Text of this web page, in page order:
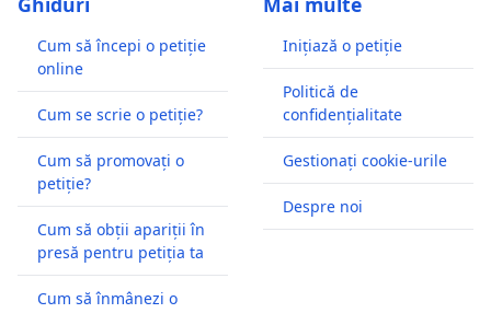
Cum să începi o petiție
online
Cum se scrie o petiție?
Cum să promovați o
petiție?
Cum să obții apariții în
presă pentru petiția ta
Cum să înmânezi o
Inițiază o petiție
Politică de
confidențialitate
Gestionați cookie-urile
Despre noi